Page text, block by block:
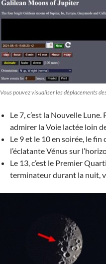
Vous pouvez visualiser les déplacements
Le 7, c’est la Nouvelle
admirer la Voie lactée loin
Le 9 et le 10 en soirée, le
l’éclatante Vénus sur
Le 13, c’est le Premier
terminateur durant la nuit,